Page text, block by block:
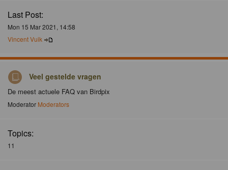
Last Post:
Mon 15 Mar 2021, 14:58
Vincent Vuik
Veel gestelde vragen
De meest actuele FAQ van Birdpix
Moderator Moderators
Topics:
11